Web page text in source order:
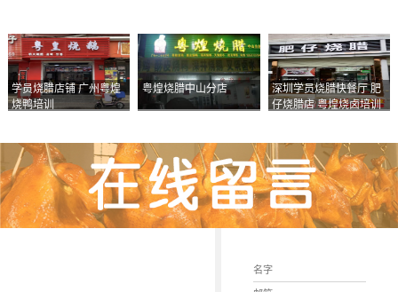
学员烧腊店铺 广州粤煌
烧鸭培训
粤煌烧腊中山分店
深圳学员烧腊快餐厅 肥
仔烧腊店 粤煌烧卤培训